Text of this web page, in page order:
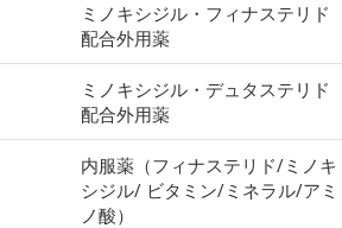
ミノキシジル・フィナステリド
配合外用薬
ミノキシジル・デュタステリド
配合外用薬
内服薬（フィナステリド/ミノキ
シジル/ ビタミン/ミネラル/アミ
ノ酸）